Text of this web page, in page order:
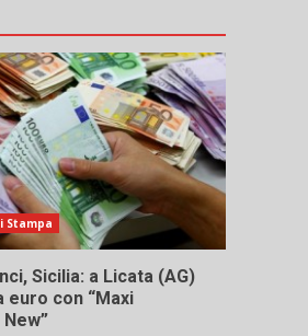
Stampa
Sicilia: a Licata (AG)
euro con “Maxi